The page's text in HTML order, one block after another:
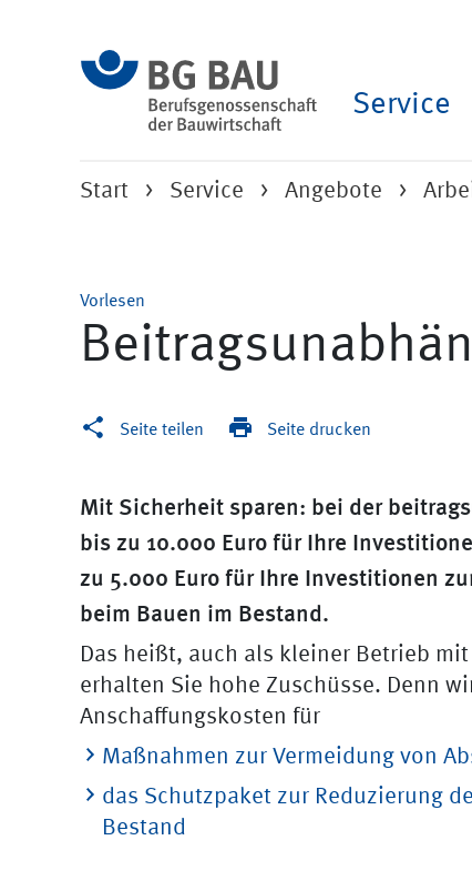
Service
Start Service Angebote
Vorlesen
Seite teilen Seite drucken
Mit Sicherheit sparen: bei der
bis zu 10.000 Euro für Ihre
zu 5.000 Euro für Ihre Investitionen
beim Bauen im Bestand.
Das heißt, auch als kleiner Betrieb
erhalten Sie hohe Zuschüsse. Denn
Anschaffungskosten für
Maßnahmen zur Vermeidung von
das Schutzpaket zur Reduzierung
Bestand